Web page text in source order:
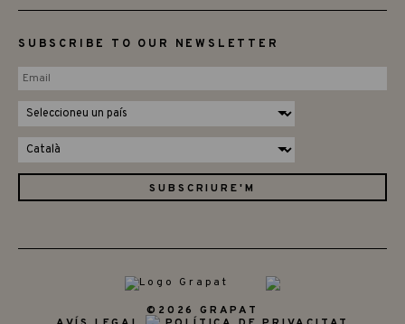
SUBSCRIBE TO OUR NEWSLETTER
©2026 GRAPAT